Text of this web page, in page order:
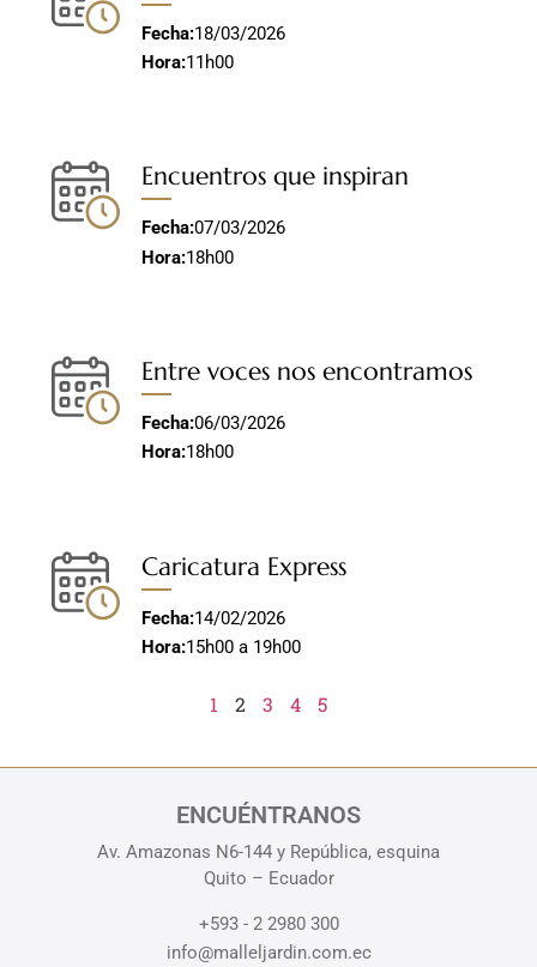
Fecha:18/03/2026
Hora:11h00
Encuentros que inspiran
Fecha:07/03/2026
Hora:18h00
Entre voces nos encontramos
Fecha:06/03/2026
Hora:18h00
Caricatura Express
Fecha:14/02/2026
Hora:15h00 a 19h00
1 2 3 4 5
ENCUÉNTRANOS
Av. Amazonas N6-144 y República, esquina
Quito – Ecuador
+593 - 2 2980 300
info@malleljardin.com.ec